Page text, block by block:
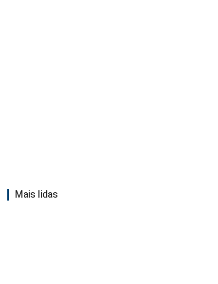
Mais lidas